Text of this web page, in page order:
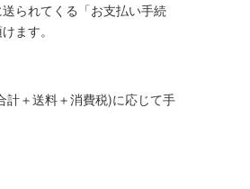
られてくる「お支払い手続
ます。
計＋送料＋消費税)に応じて手